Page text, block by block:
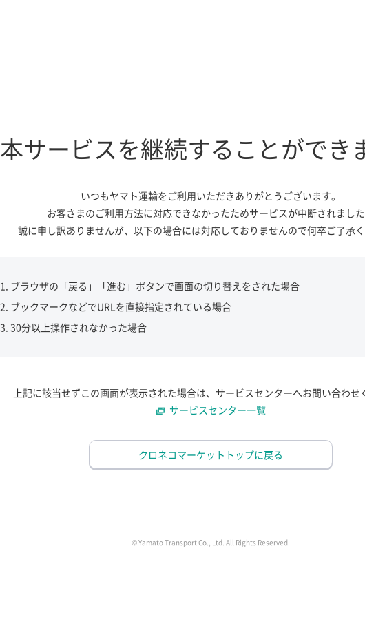
本サービスを継続する ことができ
いつもヤマト運輸をご利用いただきありがとうございます。
お客さまのご利用方法に対応できなかったためサービスが中断されました
誠に申し訳ありませんが、 以下の場合には対応しておりませんので何卒ご了承く
ブラウザの「戻る」「進む」ボタンで画面の切り替えをされた場合
ブックマークなどでURLを直接指定されている場合
30分以上操作されなかった場合
上記に該当せずこの画面が表示された場合は、サービスセンターへお問い合わせ
サービスセンター一覧
クロネコマーケットトップに戻る
© Yamato Transport Co., Ltd. All Rights Reserved.